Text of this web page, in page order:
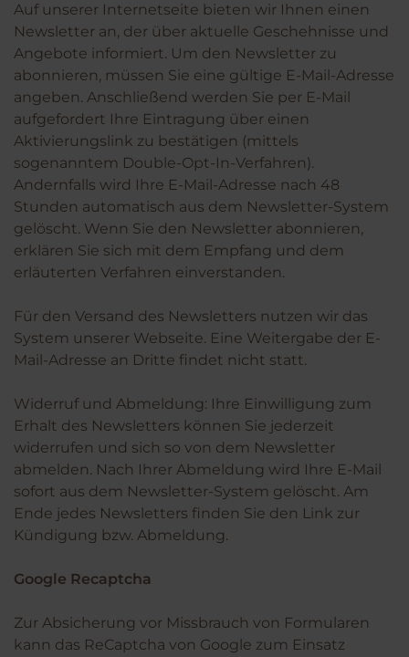
Auf unserer Internetseite bieten wir Ihnen einen
Newsletter an, der über aktuelle Geschehnisse und
Angebote informiert. Um den Newsletter zu
abonnieren, müssen Sie eine gültige E-Mail-Adresse
angeben. Anschließend werden Sie per E-Mail
aufgefordert Ihre Eintragung über einen
Aktivierungslink zu bestätigen (mittels
sogenanntem Double-Opt-In-Verfahren).
Andernfalls wird Ihre E-Mail-Adresse nach 48
Stunden automatisch aus dem Newsletter-System
gelöscht. Wenn Sie den Newsletter abonnieren,
erklären Sie sich mit dem Empfang und dem
erläuterten Verfahren einverstanden.
Für den Versand des Newsletters nutzen wir das
System unserer Webseite. Eine Weitergabe der E-
Mail-Adresse an Dritte findet nicht statt.
Widerruf und Abmeldung: Ihre Einwilligung zum
Erhalt des Newsletters können Sie jederzeit
widerrufen und sich so von dem Newsletter
abmelden. Nach Ihrer Abmeldung wird Ihre E-Mail
sofort aus dem Newsletter-System gelöscht. Am
Ende jedes Newsletters finden Sie den Link zur
Kündigung bzw. Abmeldung.
Google Recaptcha
Zur Absicherung vor Missbrauch von Formularen
kann das ReCaptcha von Google zum Einsatz